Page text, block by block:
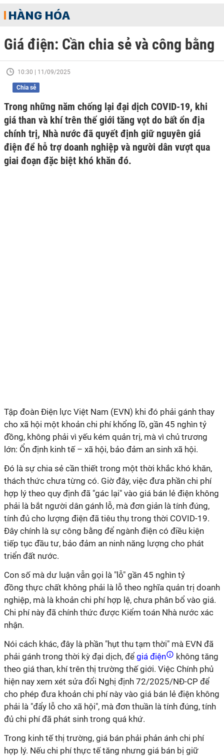
HÀNG HÓA
Giá điện: Cần chia sẻ và công bằng
10:30 | 11/09/2025
Chia sẻ
Trong những năm chống lại đại dịch COVID-19, khi
giá than và khí trên thế giới tăng vọt do bất ổn địa
chính trị, Nhà nước đã quyết định giữ nguyên giá
điện để hỗ trợ doanh nghiệp và người dân vượt qua
giai đoạn đặc biệt khó khăn đó.
Tập đoàn Điện lực Việt Nam (EVN) khi đó phải gánh thay
cho xã hội một khoản chi phí khổng lồ, gần 45 nghìn tỷ
đồng, không phải vì yếu kém quản trị, mà vì chủ trương
lớn: Ổn định kinh tế – xã hội, bảo đảm an sinh xã hội.
Đó là sự chia sẻ cần thiết trong một thời khắc khó khăn,
thách thức chưa từng có. Giờ đây, việc đưa phần chi phí
hợp lý theo quy định đã "gác lại" vào giá bán lẻ điện không
phải là bắt người dân gánh lỗ, mà đơn giản là tính đúng,
tính đủ cho lượng điện đã tiêu thụ trong thời COVID-19.
Đây chính là sự công bằng để ngành điện có điều kiện
tiếp tục đầu tư, bảo đảm an ninh năng lượng cho phát
triển đất nước.
Con số mà dư luận vẫn gọi là "lỗ" gần 45 nghìn tỷ
đồng thực chất không phải là lỗ theo nghĩa quản trị doanh
nghiệp, mà là khoản chi phí hợp lệ, chưa phân bổ vào giá.
Chi phí này đã chính thức được Kiểm toán Nhà nước xác
nhận.
Nói cách khác, đây là phần "hụt thu tạm thời" mà EVN đã
phải gánh trong thời kỳ đại dịch, để giá điện
không tăng
theo giá than, khí trên thị trường thế giới. Việc Chính phủ
hiện nay xem xét sửa đổi Nghị định 72/2025/NĐ-CP để
cho phép đưa khoản chi phí này vào giá bán lẻ điện không
phải là "đẩy lỗ cho xã hội", mà đơn thuần là tính đúng, tính
đủ chi phí đã phát sinh trong quá khứ.
Trong kinh tế thị trường, giá bán phải phản ánh chi phí
hợp lý. Nếu chi phí thực tế tăng nhưng giá bán bị giữ